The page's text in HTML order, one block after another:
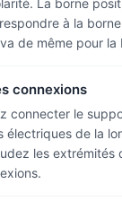
La borne
à la
de même pour la
connexions
connecter le
électriques de la
les extrémités